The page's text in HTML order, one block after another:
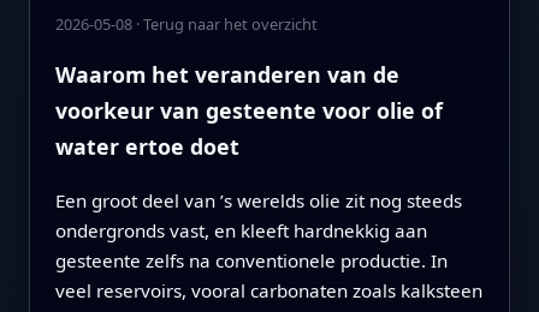
2026-05-08·Terug naar het overzicht
Waarom het veranderen van de
voorkeur van gesteente voor olie of
water ertoe doet
Een groot deel van ’s werelds olie zit nog steeds
ondergronds vast, en kleeft hardnekkig aan
gesteente zelfs na conventionele productie. In
veel reservoirs, vooral carbonaten zoals kalksteen